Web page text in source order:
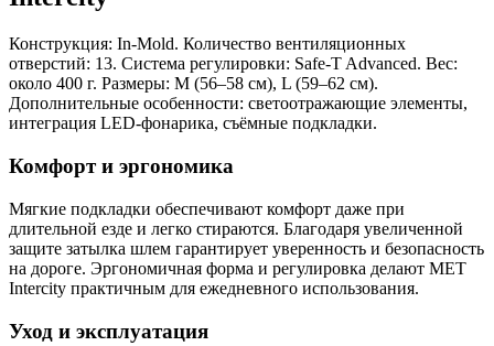
Конструкция: In-Mold. Количество вентиляционных
отверстий: 13. Система регулировки: Safe-T Advanced. Вес:
около 400 г. Размеры: M (56–58 см), L (59–62 см).
Дополнительные особенности: светоотражающие элементы,
интеграция LED-фонарика, съёмные подкладки.
Комфорт и эргономика
Мягкие подкладки обеспечивают комфорт даже при
длительной езде и легко стираются. Благодаря увеличенной
защите затылка шлем гарантирует уверенность и безопасность
на дороге. Эргономичная форма и регулировка делают MET
Intercity практичным для ежедневного использования.
Уход и эксплуатация